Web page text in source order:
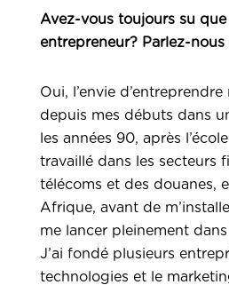
Avez-vous toujours su
entrepreneur? Parlez-
Oui, l’envie
depuis mes débuts dans
les années 90, après
travaillé dans les secteurs
télécoms et des douanes,
Afrique, avant de
me lancer pleinement dans
J’ai fondé plusieurs
technologies et le